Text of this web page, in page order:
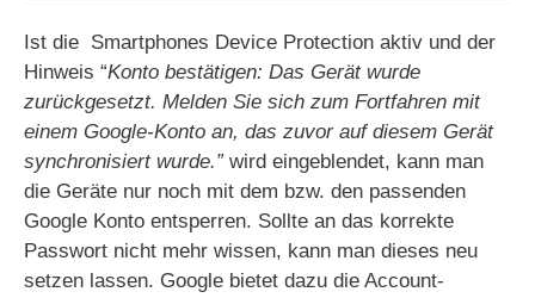
Ist die Smartphones Device Protection aktiv und der
Hinweis “Konto bestätigen: Das Gerät wurde
zurückgesetzt. Melden Sie sich zum Fortfahren mit
einem Google-Konto an, das zuvor auf diesem Gerät
synchronisiert wurde.” wird eingeblendet, kann man
die Geräte nur noch mit dem bzw. den passenden
Google Konto entsperren. Sollte an das korrekte
Passwort nicht mehr wissen, kann man dieses neu
setzen lassen. Google bietet dazu die Account-